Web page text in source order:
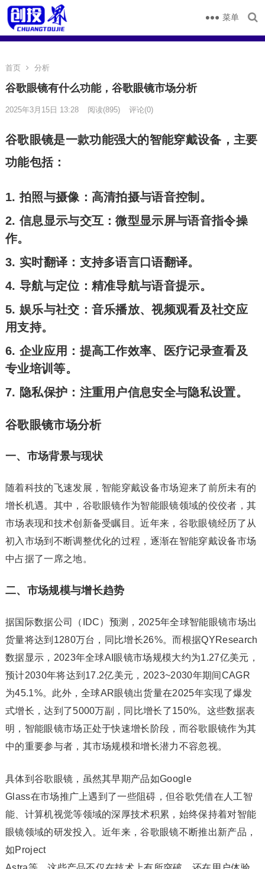
菜单
首页 分析
谷歌眼镜有什么功能，谷歌眼镜市场分析
2025年3月15日 13:28 阅读(895) 评论(0)
谷歌眼镜是一款功能强大的智能穿戴设备，主要
功能包括：
拍照与摄像 ：高清拍摄与语音控制。
信息显示与交互 ：微型显示屏与语音指令操
作。
实时翻译 ：支持多语言口语翻译。
导航与定位 ：精准导航与语音提示。
娱乐与社交 ：音乐播放、视频观看及社交应
用支持。
企业应用 ：提高工作效率、医疗记录查看及
专业培训等。
隐私保护 ：注重用户信息安全与隐私设置。
谷歌眼镜市场分析
一、市场背景与现状
随着科技的飞速发展，智能穿戴设备市场迎来了前所未有的
增长机遇。其中，谷歌眼镜作为智能眼镜领域的佼佼者，其
市场表现和技术创新备受瞩目。近年来，谷歌眼镜经历了从
初入市场到不断调整优化的过程，逐渐在智能穿戴设备市场
中占据了一席之地。
二、市场规模与增长趋势
据国际数据公司（IDC）预测，2025年全球智能眼镜市场出
货量将达到1280万台，同比增长26%。而根据QYResearch
数据显示，2023年全球AI眼镜市场规模大约为1.27亿美元，
预计2030年将达到17.2亿美元，2023~2030年期间CAGR
为45.1%。此外，全球AR眼镜出货量在2025年实现了爆发
式增长，达到了5000万副，同比增长了150%。这些数据表
明，智能眼镜市场正处于快速增长阶段，而谷歌眼镜作为其
中的重要参与者，其市场规模和增长潜力不容忽视。
具体到谷歌眼镜，虽然其早期产品如Google
Glass在市场推广上遇到了一些阻碍，但谷歌凭借在人工智
能、计算机视觉等领域的深厚技术积累，始终保持着对智能
眼镜领域的研发投入。近年来，谷歌眼镜不断推出新产品，
如Project